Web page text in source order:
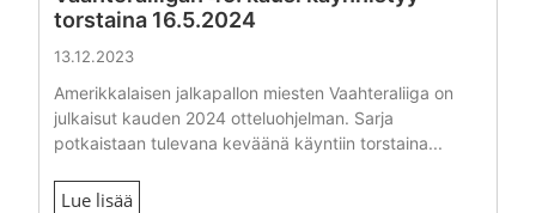
torstaina 16.5.2024
13.12.2023
Amerikkalaisen jalkapallon miesten Vaahteraliiga on
julkaisut kauden 2024 otteluohjelman. Sarja
potkaistaan tulevana keväänä käyntiin torstaina...
Lue lisää